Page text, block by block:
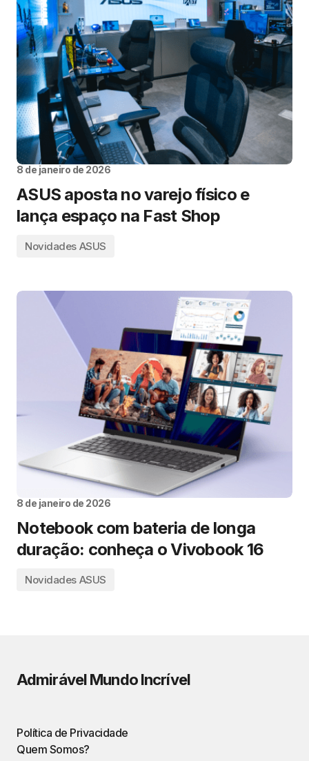
8 de janeiro de 2026
ASUS aposta no varejo físico e
lança espaço na Fast Shop
Novidades ASUS
8 de janeiro de 2026
Notebook com bateria de longa
duração: conheça o Vivobook 16
Novidades ASUS
Admirável Mundo Incrível
Política de Privacidade
Quem Somos?